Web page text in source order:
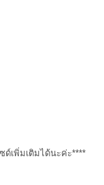
เพิ่มเติมได้นะค่ะ****